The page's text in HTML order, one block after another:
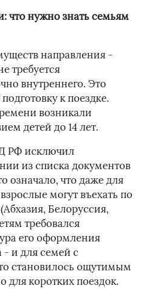
что нужно знать семьям
направления -
требуется
внутреннего. Это
к поездке.
возникали
детей до 14 лет.
РФ исключил
из списка документов
означало, что даже для
могут въехать по
Белоруссия,
требовался
его оформления
- и для семей с
становилось ощутимым
для коротких поездок.